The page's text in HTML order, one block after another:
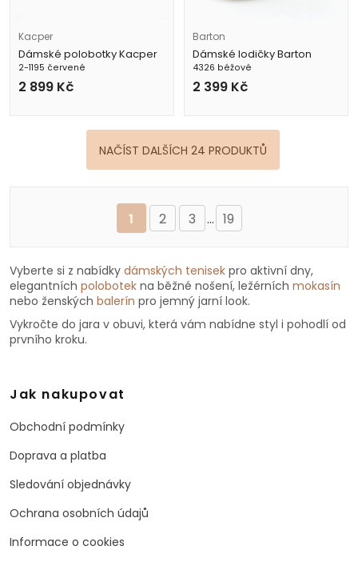
Kacper
Dámské polobotky Kacper
2-1195 červené
2 899 Kč
Barton
Dámské lodičky Barton
4326 béžové
2 399 Kč
NAČÍST DALŠÍCH 24 PRODUKTŮ
1 2 3 ... 19
Vyberte si z nabídky dámských tenisek pro aktivní dny,
elegantních polobotek na běžné nošení, ležérních mokasín
nebo ženských balerín pro jemný jarní look.
Vykročte do jara v obuvi, která vám nabídne styl i pohodlí od
prvního kroku.
Jak nakupovat
Obchodní podmínky
Doprava a platba
Sledování objednávky
Ochrana osobních údajů
Informace o cookies